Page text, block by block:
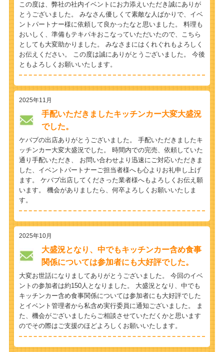
この度は、弊社の社内イベントにお力添えいただき誠にありが
とうございました。 みなさん優しくて素敵な人ばかりで、イベ
ントパートナー様に依頼して良かったなと思いました。 料理も
おいしく、準備もテキパキおこなっていただいたので、こちら
としても大変助かりました。 みなさまにはくれぐれもよろしく
お伝えください。 この度は誠にありがとうございました。 今後
ともよろしくお願いいたします。
2025年11月
手配いただきましたキッチンカー大変大盛況
でした。
ケバブの出店ありがとうございました。 手配いただきましたキ
ッチンカー大変大盛況でした。 時間内での完売、依頼していた
通り手配いただき、 お問い合わせより迅速にご対応いただきま
した、イベントパートナーご担当者様へも心よりお礼申し上げ
ます。 ケバブ出店してくださった業者様へもよろしくお伝え願
います。 機会がありましたら、何卒よろしくお願いいたしま
す。
2025年10月
大盛況となり、中でもキッチンカー含め食事
関係については参加者にも大好評でした。
大変お世話になりましてありがとうございました。 今回のイベ
ントの参加者は約150人となりました。 大盛況となり、中でも
キッチンカー含め食事関係については参加者にも大好評でした
とイベント管理者から私含め実行委員に通知ございました。 ま
た、機会がございましたらご相談させていただくかと思います
のでその際はご支援のほどよろしくお願いいたします。